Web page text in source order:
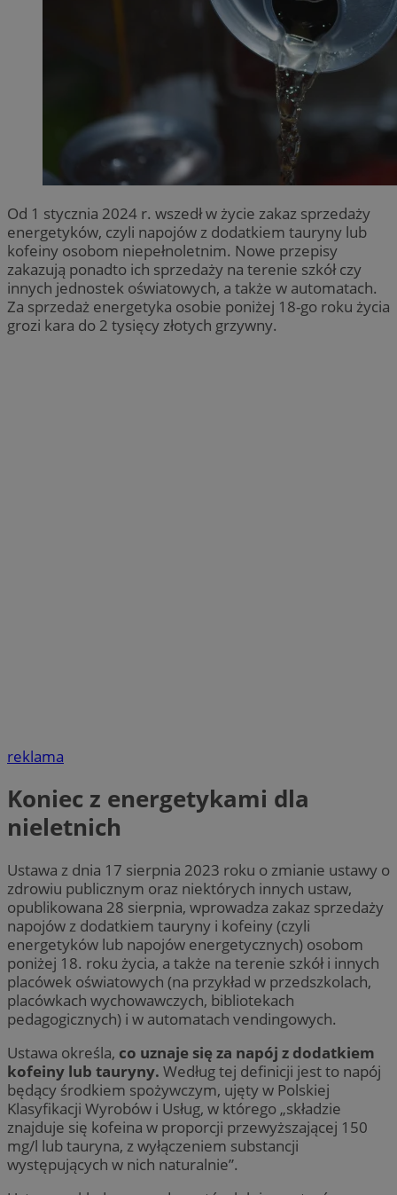
Od 1 stycznia 2024 r. wszedł w życie zakaz sprzedaży
energetyków, czyli napojów z dodatkiem tauryny lub
kofeiny osobom niepełnoletnim. Nowe przepisy
zakazują ponadto ich sprzedaży na terenie szkół czy
innych jednostek oświatowych, a także w automatach.
Za sprzedaż energetyka osobie poniżej 18-go roku życia
grozi kara do 2 tysięcy złotych grzywny.
reklama
Koniec z energetykami dla
nieletnich
Ustawa z dnia 17 sierpnia 2023 roku o zmianie ustawy o
zdrowiu publicznym oraz niektórych innych ustaw,
opublikowana 28 sierpnia, wprowadza zakaz sprzedaży
napojów z dodatkiem tauryny i kofeiny (czyli
energetyków lub napojów energetycznych) osobom
poniżej 18. roku życia, a także na terenie szkół i innych
placówek oświatowych (na przykład w przedszkolach,
placówkach wychowawczych, bibliotekach
pedagogicznych) i w automatach vendingowych.
Ustawa określa, co uznaje się za napój z dodatkiem
kofeiny lub tauryny. Według tej definicji jest to napój
będący środkiem spożywczym, ujęty w Polskiej
Klasyfikacji Wyrobów i Usług, w którego „składzie
znajduje się kofeina w proporcji przewyższającej 150
mg/l lub tauryna, z wyłączeniem substancji
występujących w nich naturalnie”.